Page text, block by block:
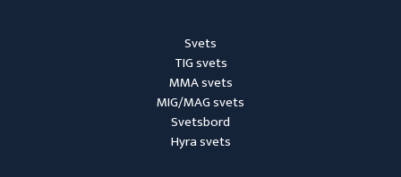
Svets
TIG svets
MMA svets
MIG/MAG svets
Svetsbord
Hyra svets